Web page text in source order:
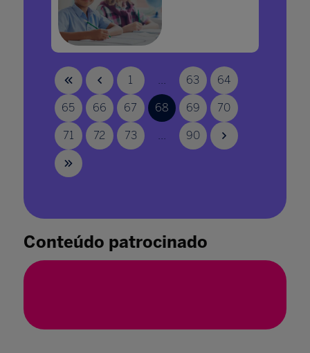
perspectivas de futuro com os jovens
20 dez. 2021 1 63 64
65 66 67 68 69 70
71 72 73 90
Conteúdo patrocinado